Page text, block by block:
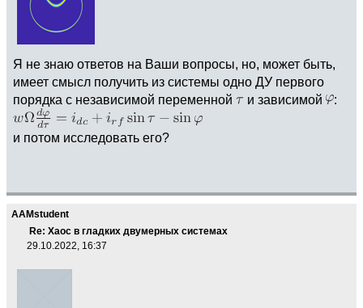
Я не знаю ответов на Ваши вопросы, но, может быть,
имеет смысл получить из системы одно ДУ первого
порядка с независимой переменной
и зависимой :
и потом исследовать его?
AAMstudent
Re: Хаос в гладких двумерных системах
29.10.2022, 16:37